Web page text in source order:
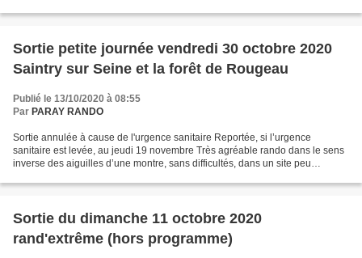
Sortie petite journée vendredi 30 octobre 2020
Saintry sur Seine et la forêt de Rougeau
Publié le 13/10/2020 à 08:55
Par PARAY RANDO
Sortie annulée à cause de l'urgence sanitaire Reportée, si l’urgence
sanitaire est levée, au jeudi 19 novembre Très agréable rando dans le sens
inverse des aiguilles d’une montre, sans difficultés, dans un site peu
Sortie du dimanche 11 octobre 2020
rand'extrême (hors programme)